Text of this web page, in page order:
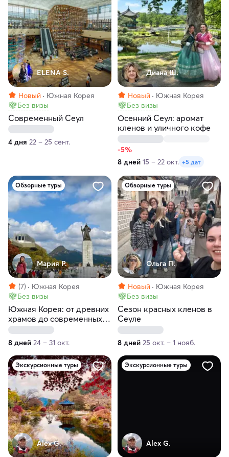
ELENA S.
Новый
Южная Корея
Без визы
Современный Сеул
4 дня 22 – 25 сент.
Диана Ш.
Новый
Южная Корея
Без визы
Осенний Сеул: аромат
кленов и уличного кофе
-5%
8 дней 15 – 22 окт. +5 дат
Обзорные туры
Мария Р.
(7)
Южная Корея
Без визы
Южная Корея: от древних
храмов до современных
чудес
8 дней 24 – 31 окт.
Обзорные туры
Ольга П.
Новый
Южная Корея
Без визы
Сезон красных кленов в
Сеуле
8 дней 25 окт. – 1 нояб.
Экскурсионные туры
Alex G.
Экскурсионные туры
Alex G.